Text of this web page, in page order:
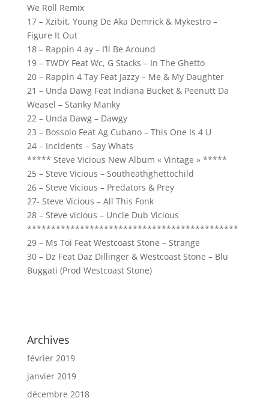
We Roll Remix
17 – Xzibit, Young De Aka Demrick & Mykestro –
Figure It Out
18 – Rappin 4 ay – I’ll Be Around
19 – TWDY Feat Wc, G Stacks – In The Ghetto
20 – Rappin 4 Tay Feat Jazzy – Me & My Daughter
21 – Unda Dawg Feat Indiana Bucket & Peenutt Da
Weasel – Stanky Manky
22 – Unda Dawg – Dawgy
23 – Bossolo Feat Ag Cubano – This One Is 4 U
24 – Incidents – Say Whats
***** Steve Vicious New Album « Vintage » *****
25 – Steve Vicious – Southeathghettochild
26 – Steve Vicious – Predators & Prey
27- Steve Vicious – All This Fonk
28 – Steve vicious – Uncle Dub Vicious
********************************************
29 – Ms Toi Feat Westcoast Stone – Strange
30 – Dz Feat Daz Dillinger & Westcoast Stone – Blu
Buggati (Prod Westcoast Stone)
Archives
février 2019
janvier 2019
décembre 2018